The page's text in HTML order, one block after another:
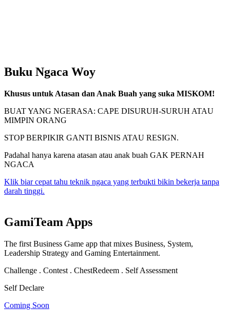
Buku Ngaca Woy
Khusus untuk Atasan dan Anak Buah yang suka MISKOM!
BUAT YANG NGERASA: CAPE DISURUH-SURUH ATAU
MIMPIN ORANG
STOP BERPIKIR GANTI BISNIS ATAU RESIGN.
Padahal hanya karena atasan atau anak buah GAK PERNAH
NGACA
Klik biar cepat tahu teknik ngaca yang terbukti bikin bekerja tanpa
darah tinggi.
GamiTeam Apps
The first Business Game app that mixes Business, System,
Leadership Strategy and Gaming Entertainment.
Challenge . Contest . ChestRedeem . Self Assessment
Self Declare
Coming Soon